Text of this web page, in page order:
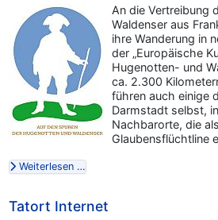
An die Vertreibung
Waldenser aus
ihre Wanderung in
der „Europäische
Hugenotten- und
ca. 2.300
führen auch einige
Darmstadt selbst,
Nachbarorte, die
Glaubensflüchtline
Weiterlesen …
Tatort Internet